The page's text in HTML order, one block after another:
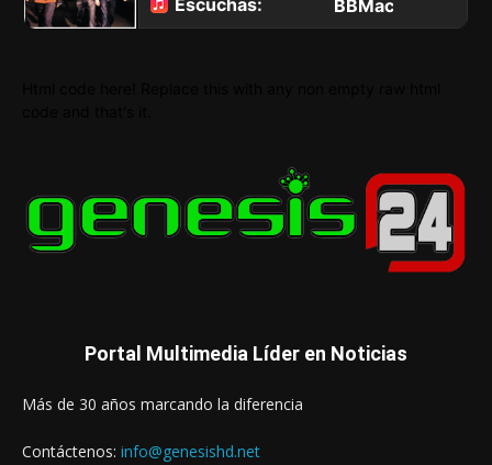
Portal Multimedia Líder en Noticias
Más de 30 años marcando la diferencia
Contáctenos: info@genesishd.net